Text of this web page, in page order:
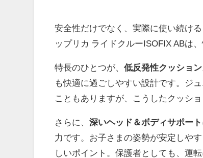
安全性だけでなく、実際に使い続け
ップリカ ライドクルーISOFIX ABは
特長のひとつが、低反発性クッション
も快適に過ごしやすい設計です。ジ
こともありますが、こうしたクッシ
さらに、深いヘッド＆ボディサポート
力です。お子さまの姿勢が安定しや
しいポイント。保護者としても、運